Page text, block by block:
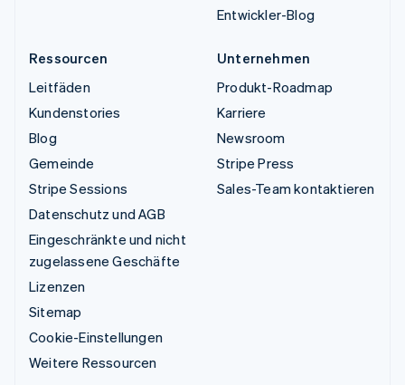
Entwickler-Blog
Ressourcen
Leitfäden
Kundenstories
Blog
Gemeinde
Stripe Sessions
Datenschutz und AGB
Eingeschränkte und nicht
zugelassene Geschäfte
Lizenzen
Sitemap
Cookie-Einstellungen
Weitere Ressourcen
Unternehmen
Produkt-Roadmap
Karriere
Newsroom
Stripe Press
Sales-Team kontaktieren